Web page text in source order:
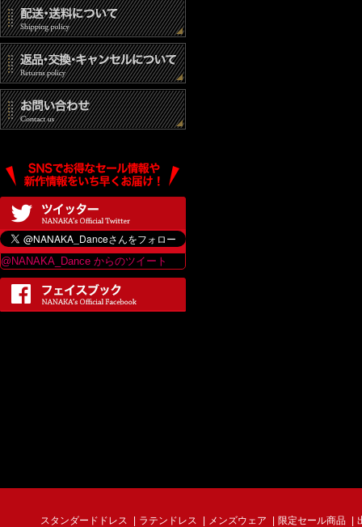
@NANAKA_Dance からのツイート
スタンダードドレス ラテンドレス メンズウェア 限定セール商品